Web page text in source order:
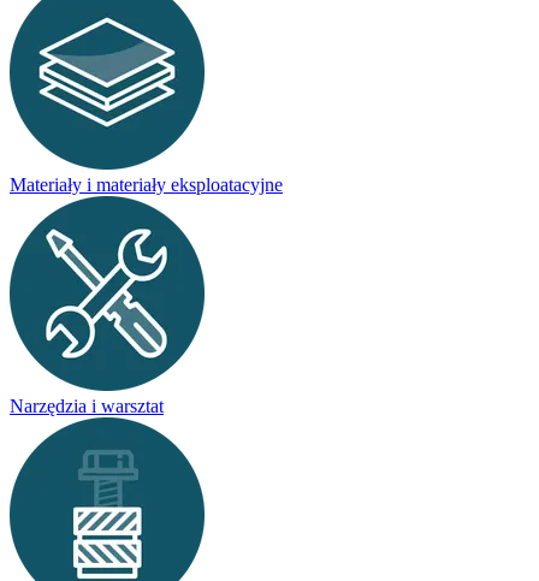
Materiały i materiały eksploatacyjne
Narzędzia i warsztat